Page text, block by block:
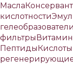
Масла
кислотности
гелеобразователи
фильтры
ПептидыКислоты